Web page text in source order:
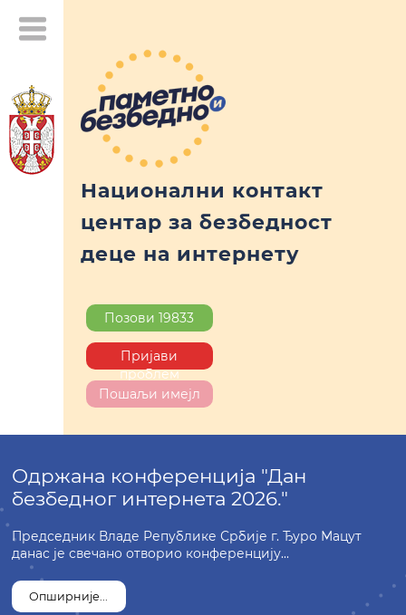
Национални контакт
центар за безбедност
деце на интернету
Позови 19833
Пријави
проблем
Пошаљи имејл
Одржана конференција "Дан
безбедног интернета 2026."
Председник Владе Републике Србије г. Ђуро Мацут
данас је свечано отворио конференцију...
Опширније...